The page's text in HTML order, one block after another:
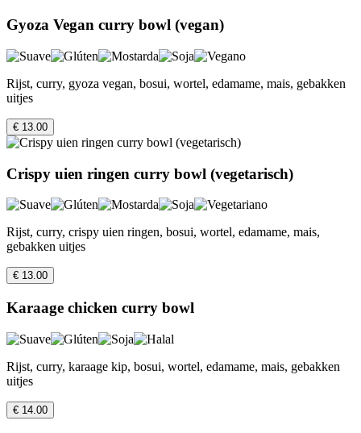
Gyoza Vegan curry bowl (vegan)
Rijst, curry, gyoza vegan, bosui, wortel, edamame, mais, gebakken
uitjes
€ 13.00
Crispy uien ringen curry bowl (vegetarisch)
Rijst, curry, crispy uien ringen, bosui, wortel, edamame, mais,
gebakken uitjes
€ 13.00
Karaage chicken curry bowl
Rijst, curry, karaage kip, bosui, wortel, edamame, mais, gebakken
uitjes
€ 14.00